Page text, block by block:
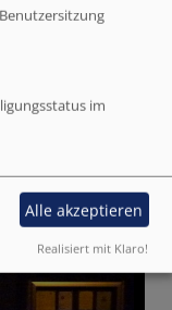
im
Alle akzeptieren
Realisiert mit Klaro!